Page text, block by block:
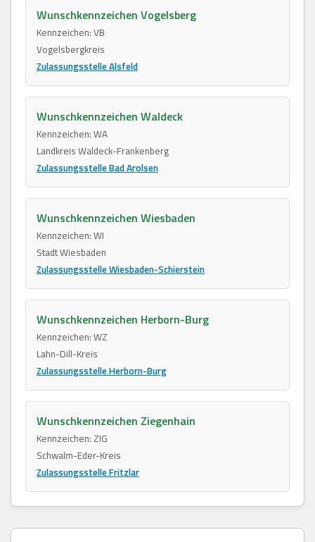
Wunschkennzeichen Vogelsberg
Kennzeichen: VB
Vogelsbergkreis
Zulassungsstelle Alsfeld
Wunschkennzeichen Waldeck
Kennzeichen: WA
Landkreis Waldeck-Frankenberg
Zulassungsstelle Bad Arolsen
Wunschkennzeichen Wiesbaden
Kennzeichen: WI
Stadt Wiesbaden
Zulassungsstelle Wiesbaden-Schierstein
Wunschkennzeichen Herborn-Burg
Kennzeichen: WZ
Lahn-Dill-Kreis
Zulassungsstelle Herborn-Burg
Wunschkennzeichen Ziegenhain
Kennzeichen: ZIG
Schwalm-Eder-Kreis
Zulassungsstelle Fritzlar